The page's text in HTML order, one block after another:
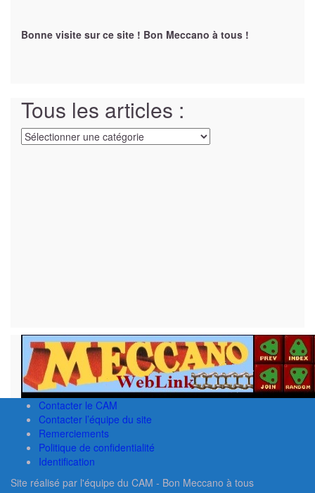
Bonne visite sur ce site ! Bon Meccano à tous !
Tous les articles :
Tous
les
Contacter le CAM
Contacter l’équipe du site
Remerciements
Politique de confidentialité
Identification
Site réalisé par l'équipe du CAM - Bon Meccano à tous